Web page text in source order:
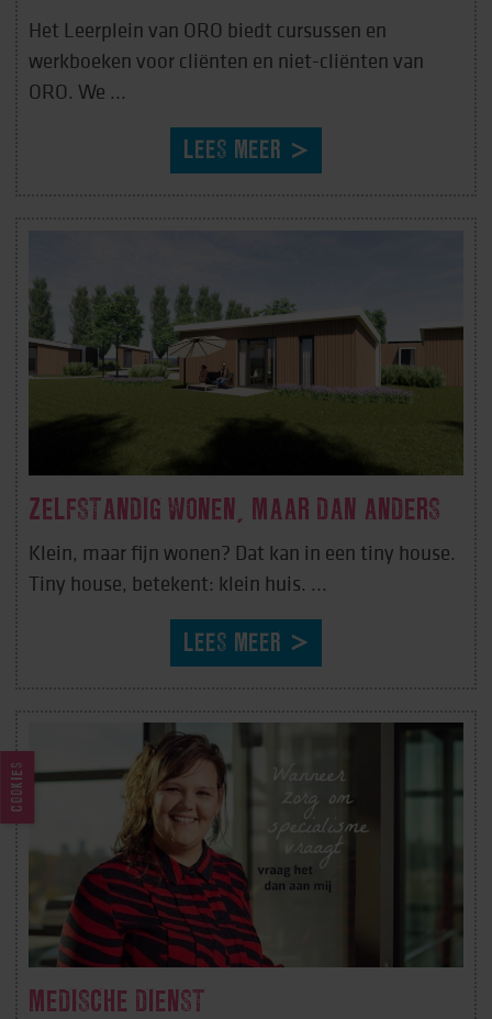
Het Leerplein van ORO biedt cursussen en
werkboeken voor cliënten en niet-cliënten van
ORO. We ...
LEES MEER
ZELFSTANDIG WONEN, MAAR DAN ANDERS
Klein, maar fijn wonen? Dat kan in een tiny house.
Tiny house, betekent: klein huis. ...
LEES MEER
MEDISCHE DIENST
COOKIES